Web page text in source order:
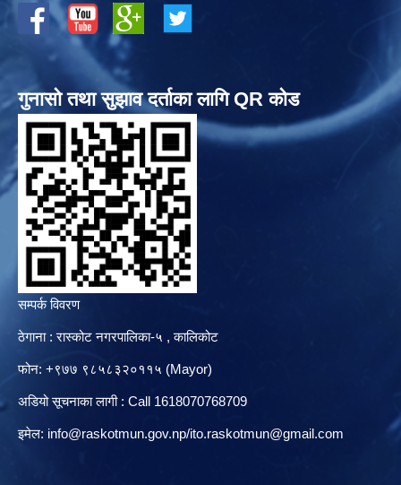
गुनासो तथा सुझाव दर्ताका लागि QR कोड
सम्पर्क विवरण
ठेगाना : रास्कोट नगरपालिका-५ , कालिकोट
फोन: +९७७ ९८५८३२०११५ (Mayor)
अडियो सूचनाका लागी : Call 1618070768709
इमेल: info@raskotmun.gov.np/ito.raskotmun@gmail.com